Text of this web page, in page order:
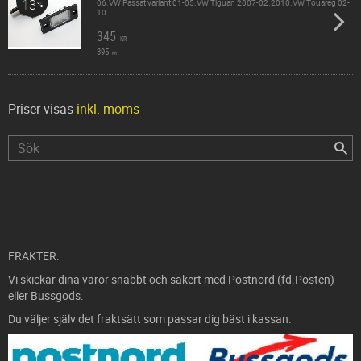
06.VW Passat variant 01-05.VW Tiguan 2007-02.2010.VW Touareg 02-
10.
345 KR
395 KR
13%
Priser visas inkl. moms
FRAKTER.
Vi skickar dina varor snabbt och säkert med Postnord (fd.Posten)
eller Bussgods.
Du väljer själv det fraktsätt som passar dig bäst i kassan.